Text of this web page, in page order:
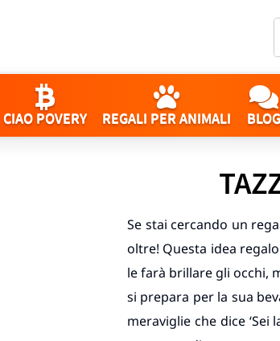
CIAO POVERY REGALI PER ANIMALI BLOG
Se stai cercando un
oltre! Questa idea
le farà brillare gli occhi,
si prepara per la sua
meraviglie che dice